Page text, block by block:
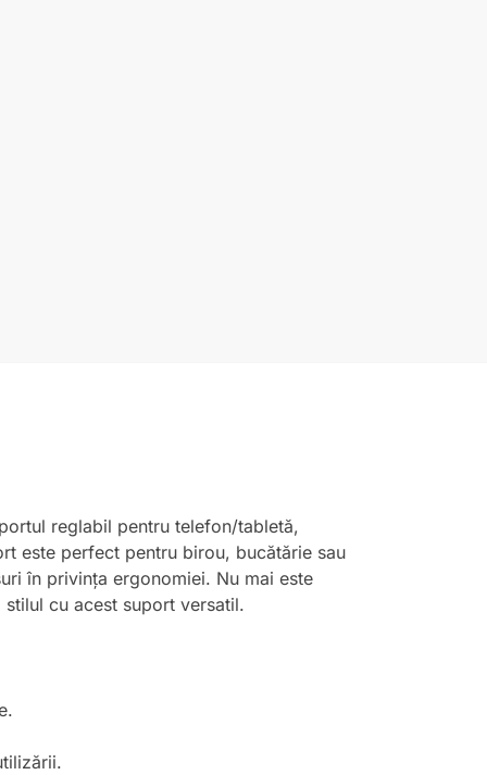
reglabil pentru telefon/tabletă,
este perfect pentru birou, bucătărie sau
în privința ergonomiei. Nu mai este
cu acest suport versatil.